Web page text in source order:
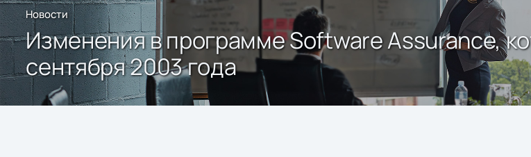
Новости
Изменения в программе Software Assurance,
сентября 2003 года